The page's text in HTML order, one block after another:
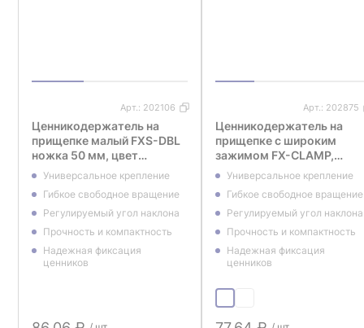
Арт.: 202106
Ценникодержатель на
прищепке малый FXS-DBL
ножка 50 мм, цвет
прозрачный
Универсальное крепление
Гибкое свободное вращение
Регулируемый угол наклона
Прочность и компактность
Надежная фиксация
ценников
Арт.: 202875
Ценникодержатель на
прищепке с широким
зажимом FX-CLAMP,
ножка 100 мм, цвет
черный
Универсальное крепление
Гибкое свободное вращение
Регулируемый угол наклона
Прочность и компактность
Надежная фиксация
ценников